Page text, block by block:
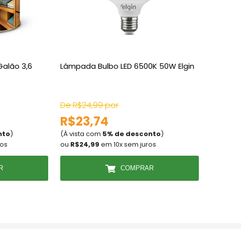
3,6
)
Lâmpada Bulbo LED 6500K 50W Elgin
De R$24,99 por
R$23,74
(À vista com 5% de desconto)
ou R$24,99 em 10x sem juros
COMPRAR